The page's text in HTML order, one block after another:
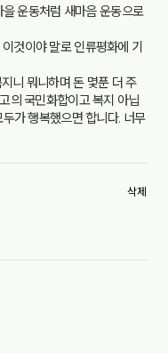
운동처럼 새마음 운동으로
것이야 말로 인류평화에 기
니 뭐니하며 돈 몇푼 더 주
의 국민화합이고 복지 아닙
가 행복했으면 합니다. 너무
삭제